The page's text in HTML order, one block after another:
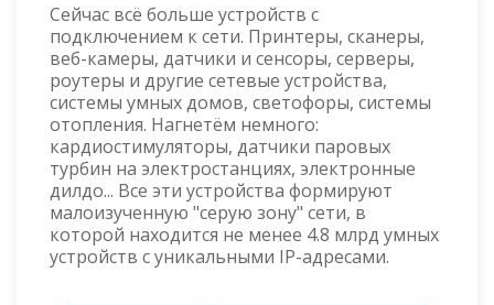
Сейчас всё больше устройств с
подключением к сети. Принтеры, сканеры,
веб-камеры, датчики и сенсоры, серверы,
роутеры и другие сетевые устройства,
системы умных домов, светофоры, системы
отопления. Нагнетём немного:
кардиостимуляторы, датчики паровых
турбин на электростанциях, электронные
дилдо... Все эти устройства формируют
малоизученную "серую зону" сети, в
которой находится не менее 4.8 млрд умных
устройств с уникальными IP-адресами.